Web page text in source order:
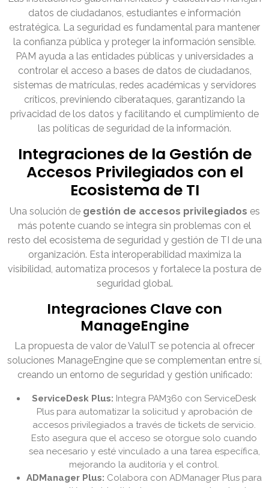
datos de ciudadanos, estudiantes e información
estratégica. La seguridad es fundamental para mantener
la confianza pública y proteger la información sensible.
PAM ayuda a las entidades públicas y universidades a
controlar el acceso a bases de datos de ciudadanos,
sistemas de matrículas, redes académicas y servidores
críticos, previniendo ciberataques, garantizando la
privacidad de los datos y facilitando el cumplimiento de
las políticas de seguridad de la información.
Integraciones de la Gestión de
Accesos Privilegiados con el
Ecosistema de TI
Una solución de gestión de accesos privilegiados es
más potente cuando se integra sin problemas con el
resto del ecosistema de seguridad y gestión de TI de una
organización. Esta interoperabilidad maximiza la
visibilidad, automatiza procesos y fortalece la postura de
seguridad global.
Integraciones Clave con
ManageEngine
La propuesta de valor de ValuIT se potencia al ofrecer
soluciones ManageEngine que se complementan entre sí,
creando un entorno de seguridad y gestión unificado:
ServiceDesk Plus: Integra PAM360 con ServiceDesk
Plus para automatizar la solicitud y aprobación de
accesos privilegiados a través de tickets de servicio.
Esto asegura que el acceso se otorgue solo cuando
sea necesario y esté vinculado a una tarea específica,
mejorando la auditoría y el control.
ADManager Plus: Colabora con ADManager Plus para